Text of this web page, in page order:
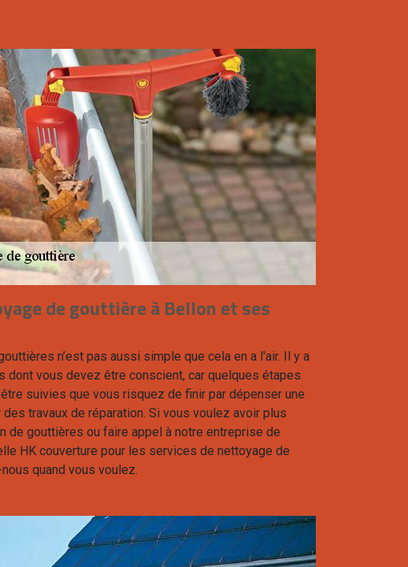
de gouttière à Bellon et ses
n’est pas aussi simple que cela en a l'air. Il y a
dont vous devez être conscient, car quelques étapes
suivies que vous risquez de finir par dépenser une
travaux de réparation. Si vous voulez avoir plus
de gouttières ou faire appel à notre entreprise de
HK couverture pour les services de nettoyage de
quand vous voulez.